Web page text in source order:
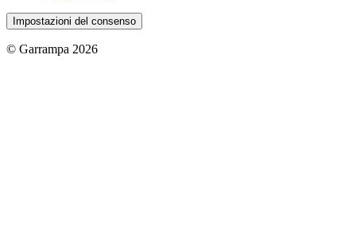
Impostazioni del consenso
© Garrampa 2026